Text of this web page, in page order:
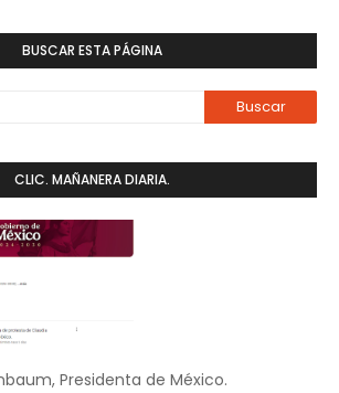
BUSCAR ESTA PÁGINA
CLIC. MAÑANERA DIARIA.
Presidenta de México.